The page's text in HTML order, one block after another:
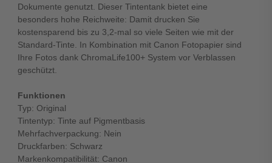
Dokumente genutzt. Dieser Tintentank bietet eine
besonders hohe Reichweite: Damit drucken Sie
kostensparend bis zu 3,2-mal so viele Seiten wie mit der
Standard-Tinte. In Kombination mit Canon Fotopapier sind
Ihre Fotos dank ChromaLife100+ System vor Verblassen
geschützt.
Funktionen
Typ: Original
Tintentyp: Tinte auf Pigmentbasis
Mehrfachverpackung: Nein
Druckfarben: Schwarz
Markenkompatibilität: Canon